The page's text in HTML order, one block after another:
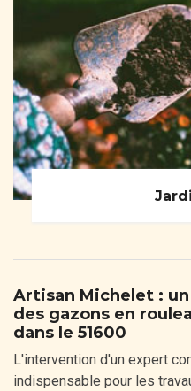
Artisan Michelet :
des gazons en
dans le 51600
L'intervention d'un expert
indispensable pour les